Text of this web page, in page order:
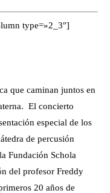
type=»2_3″]
que caminan juntos en
El concierto
especial de los
de percusión
Fundación Schola
del profesor Freddy
20 años de